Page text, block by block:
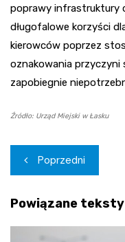
poprawy infrastruktury
długofalowe korzyści
kierowców poprzez
oznakowania przyczyni
zapobiegnie
Źródło: Urząd Miejski w Łasku
Nawigacja
wpisu
Poprzedni
Powiązane teksty